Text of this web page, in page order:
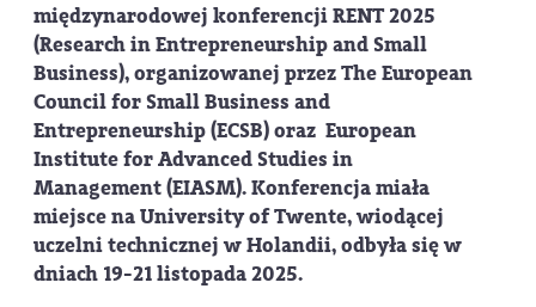
międzynarodowej konferencjiRENT 2025
(Research in Entrepreneurship and Small
Business), organizowanej przez The European
Council for Small Business and
Entrepreneurship (ECSB) oraz European
Institute for Advanced Studies in
Management (EIASM). Konferencja miała
miejsce na University of Twente, wiodącej
uczelni technicznej w Holandii, odbyła się w
dniach 19-21 listopada 2025.